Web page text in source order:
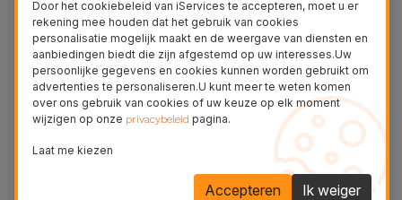
- Kamer met Risico's;
- Camera met vervormd beeld;
- Camera maakt geen videogesprekken.
Er zijn vaak onzuiverheden die een goede
beeldopname of juiste scherpstelling niet
mogelijk maken. In deze gevallen lost een
eenvoudige technische interventie het
Door het cookiebeleid van iServices te accepteren, moet u er
rekening mee houden dat het gebruik van cookies
personalisatie mogelijk maakt en de weergave van diensten en
aanbiedingen biedt die zijn afgestemd op uw interesses.Uw
persoonlijke gegevens en cookies kunnen worden gebruikt om
advertenties te personaliseren.U kunt meer te weten komen
over ons gebruik van cookies of uw keuze op elk moment
wijzigen op onze privacybeleid pagina.
Laat me kiezen
Ik weiger
Accepteren